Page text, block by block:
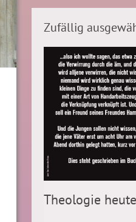
Zufällig
Theologie heute